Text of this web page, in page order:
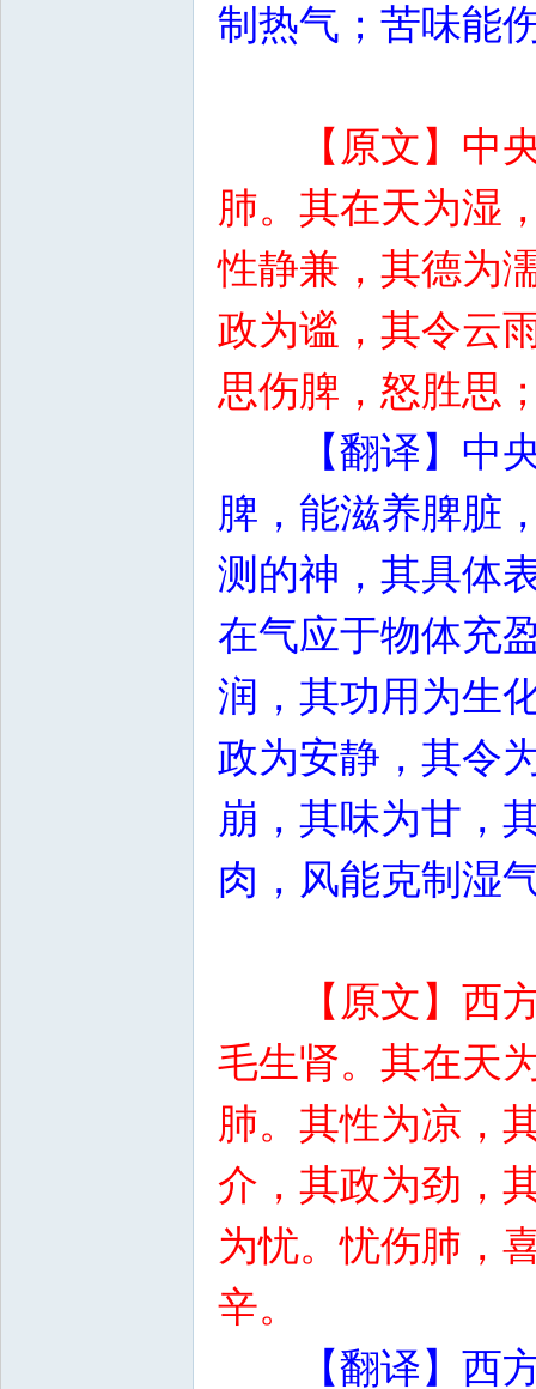
制热气；苦味能
【原文】中
肺。其在天为湿
性静兼，其德为
政为谧，其令云
思伤脾，怒胜思
【翻译】中
脾，能滋养脾脏
测的神，其具体
在气应于物体充
润，其功用为生
政为安静，其令
崩，其味为甘，
肉，风能克制湿
【原文】西
毛生肾。其在天
肺。其性为凉，
介，其政为劲，
为忧。忧伤肺，
辛。
【翻译】西